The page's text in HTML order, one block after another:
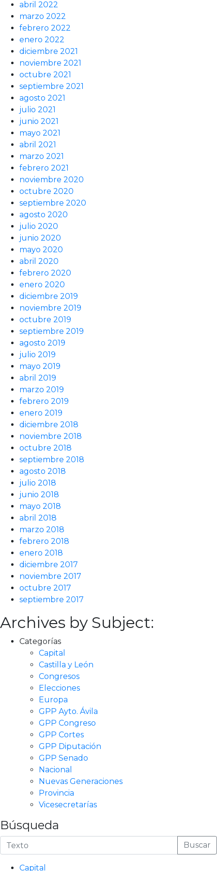
abril 2022
marzo 2022
febrero 2022
enero 2022
diciembre 2021
noviembre 2021
octubre 2021
septiembre 2021
agosto 2021
julio 2021
junio 2021
mayo 2021
abril 2021
marzo 2021
febrero 2021
noviembre 2020
octubre 2020
septiembre 2020
agosto 2020
julio 2020
junio 2020
mayo 2020
abril 2020
febrero 2020
enero 2020
diciembre 2019
noviembre 2019
octubre 2019
septiembre 2019
agosto 2019
julio 2019
mayo 2019
abril 2019
marzo 2019
febrero 2019
enero 2019
diciembre 2018
noviembre 2018
octubre 2018
septiembre 2018
agosto 2018
julio 2018
junio 2018
mayo 2018
abril 2018
marzo 2018
febrero 2018
enero 2018
diciembre 2017
noviembre 2017
octubre 2017
septiembre 2017
Archives by Subject:
Categorías
Capital
Castilla y León
Congresos
Elecciones
Europa
GPP Ayto. Ávila
GPP Congreso
GPP Cortes
GPP Diputación
GPP Senado
Nacional
Nuevas Generaciones
Provincia
Vicesecretarías
Búsqueda
Buscar
Capital